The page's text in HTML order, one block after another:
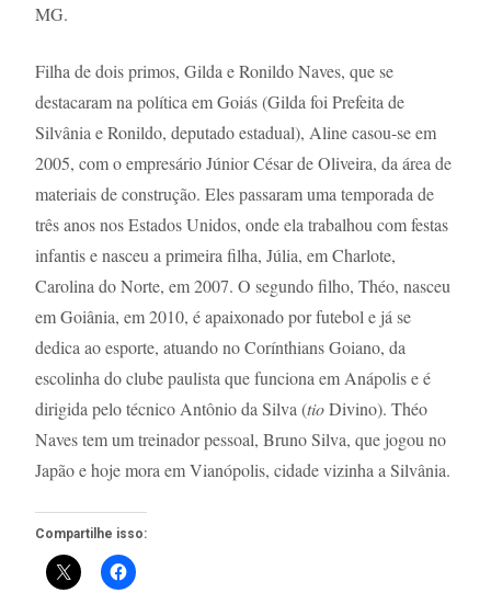
MG.
Filha de dois primos, Gilda e Ronildo Naves, que se
destacaram na política em Goiás (Gilda foi Prefeita de
Silvânia e Ronildo, deputado estadual), Aline casou-se em
2005, com o empresário Júnior César de Oliveira, da área de
materiais de construção. Eles passaram uma temporada de
três anos nos Estados Unidos, onde ela trabalhou com festas
infantis e nasceu a primeira filha, Júlia, em Charlote,
Carolina do Norte, em 2007. O segundo filho, Théo, nasceu
em Goiânia, em 2010, é apaixonado por futebol e já se
dedica ao esporte, atuando no Corínthians Goiano, da
escolinha do clube paulista que funciona em Anápolis e é
dirigida pelo técnico Antônio da Silva (tioDivino). Théo
Naves tem um treinador pessoal, Bruno Silva, que jogou no
Japão e hoje mora em Vianópolis, cidade vizinha a Silvânia.
Compartilhe isso: